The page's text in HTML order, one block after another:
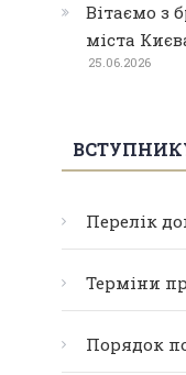
Вітаємо з
міста
25.06.2026
Перелік
Терміни
Порядок